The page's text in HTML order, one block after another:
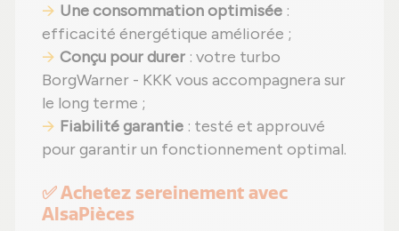
Une consommation optimisée :
efficacité énergétique améliorée ;
Conçu pour durer : votre turbo
BorgWarner - KKK vous accompagnera sur
le long terme ;
Fiabilité garantie : testé et approuvé
pour garantir un fonctionnement optimal.
✅ Achetez sereinement avec
AlsaPièces